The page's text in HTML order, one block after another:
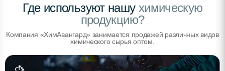
Где используют нашухимическую
продукцию?
Компания «ХимАвангард» занимается продажей различных видов
химического сырья оптом.